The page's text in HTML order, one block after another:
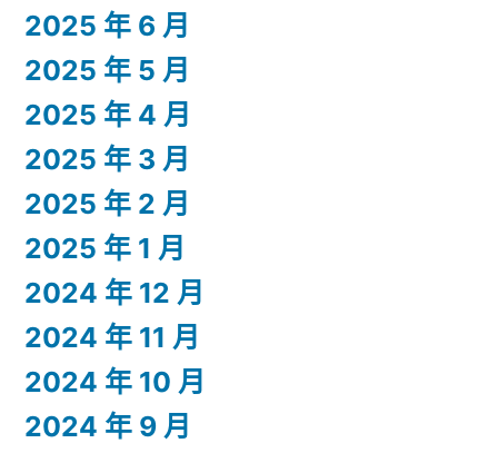
2025 年 6 月
2025 年 5 月
2025 年 4 月
2025 年 3 月
2025 年 2 月
2025 年 1 月
2024 年 12 月
2024 年 11 月
2024 年 10 月
2024 年 9 月